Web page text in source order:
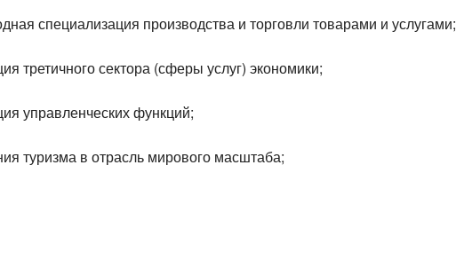
специализация производства и торговли товарами и услугами;
третичного сектора (сферы услуг) экономики;
управленческих функций;
туризма в отрасль мирового масштаба;